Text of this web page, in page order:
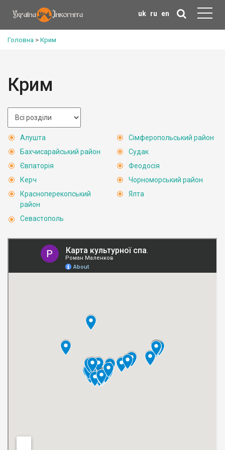
uk ru en
Головна > Крим
Крим
Алушта
Бахчисарайський район
Євпаторія
Керч
Красноперекопський
район
Севастополь
Сімферопольський район
Судак
Феодосія
Чорноморський район
Ялта